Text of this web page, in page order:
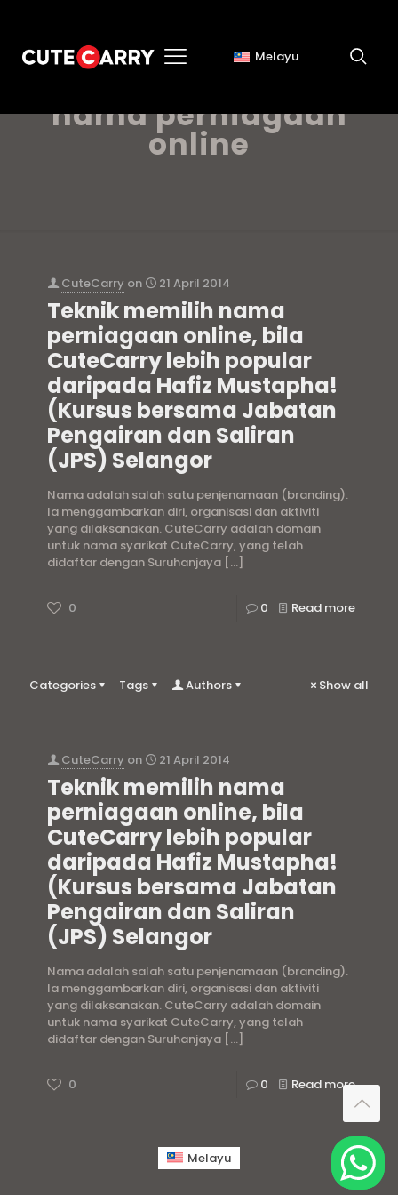
Melayu
nama perniagaan
online
CuteCarry on 21 April 2014
Teknik memilih nama
perniagaan online, bila
CuteCarry lebih popular
daripada Hafiz Mustapha!
(Kursus bersama Jabatan
Pengairan dan Saliran
(JPS) Selangor
Nama adalah salah satu penjenamaan (branding).
Ia menggambarkan diri, organisasi dan aktiviti
yang dilaksanakan. CuteCarry adalah domain
untuk nama syarikat CuteCarry, yang telah
didaftar dengan Suruhanjaya […]
0 0 Read more
Categories Tags Authors Show all
CuteCarry on 21 April 2014
Teknik memilih nama
perniagaan online, bila
CuteCarry lebih popular
daripada Hafiz Mustapha!
(Kursus bersama Jabatan
Pengairan dan Saliran
(JPS) Selangor
Nama adalah salah satu penjenamaan (branding).
Ia menggambarkan diri, organisasi dan aktiviti
yang dilaksanakan. CuteCarry adalah domain
untuk nama syarikat CuteCarry, yang telah
didaftar dengan Suruhanjaya […]
0 0 Read more
Melayu